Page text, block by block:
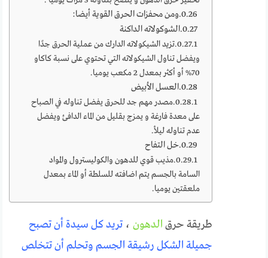
ومن محفزات الحرق القوية أيضا:
الشوكولاته الداكنة
تزيد الشيكولاته الدارك من عملية الحرق جدًا
ويفضل تناول الشيكولاته التي تحتوي على نسبة كاكاو
70% أو أكثر بمعدل 2 مكعب يوميا.
العسل الأبيض
مصدر مهم جد للحرق يفضل تناوله في الصباح
على معدة فارغة و يمزج بقليل من الماء الدافئ ويفضل
عدم تناوله ليلأ.
خل التفاح
مذيب قوي للدهون والكوليسترول والمواد
السامة بالجسم يتم اضافته للسلطة أو الماء بمعدل
ملعقتين يوميا.
طريقة حرق الدهون ،تريد كل سيدة أن تصبح
جميلة الشكل رشيقة الجسم وتحلم أن تتخلص